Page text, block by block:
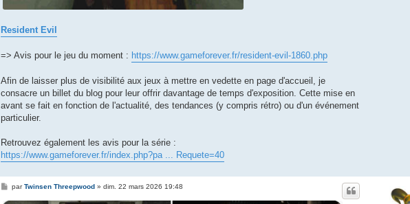
Resident Evil
=> Avis pour le jeu du moment : https://www.gameforever.fr/resident-evil-1860.php
Afin de laisser plus de visibilité aux jeux à mettre en vedette en page d'accueil, je
consacre un billet du blog pour leur offrir davantage de temps d'exposition. Cette mise en
avant se fait en fonction de l'actualité, des tendances (y compris rétro) ou d'un événement
particulier.
Retrouvez également les avis pour la série :
https://www.gameforever.fr/index.php?pa ... Requete=40
M
s
parTwinsen Threepwood» dim. 22 mars 2026 19:48